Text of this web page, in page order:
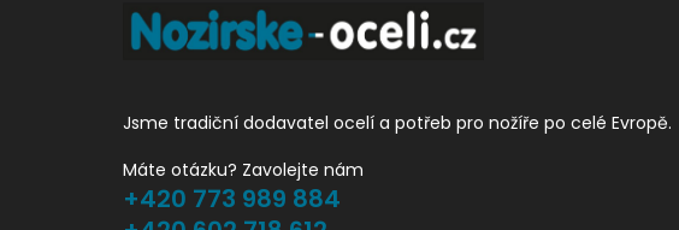
Jsme tradiční dodavatel ocelí a potřeb pro nožíře po celé Evropě.
Máte otázku? Zavolejte nám
+420 773 989 884